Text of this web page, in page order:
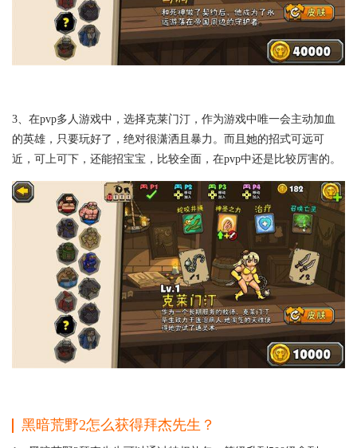
3、在pvp多人游戏中，选择克莱门汀，作为游戏中唯一会主动加血
的英雄，只要玩好了，绝对很潇洒且暴力。而且她的招式可远可
近，可上可下，还能招宝宝，比较全面，在pvp中还是比较厉害的。
黑暗荒野2怎么获得拜杰先生？